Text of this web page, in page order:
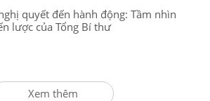
quyết đến hành động: Tầm nhìn
lược của Tổng Bí thư
Xem thêm